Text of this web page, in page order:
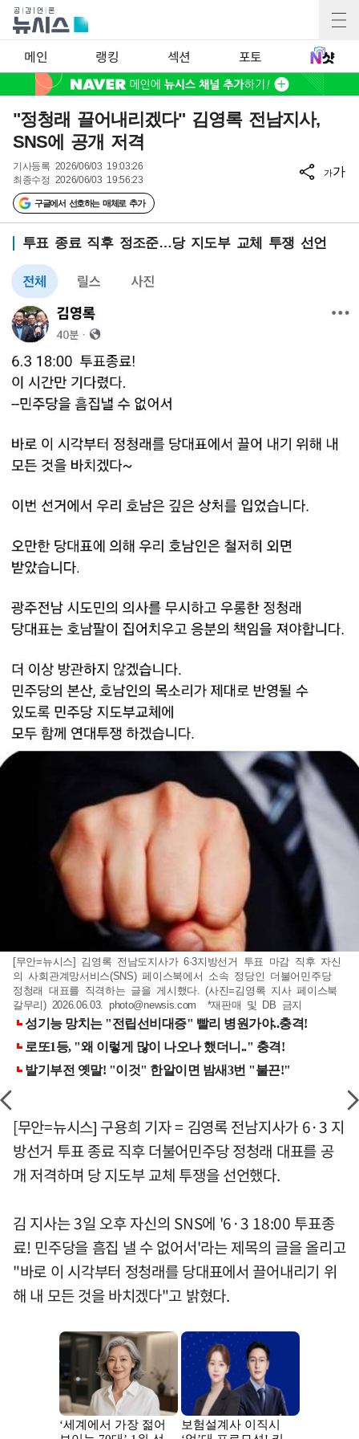
메인 랭킹 섹션 포토
"정청래 끌어내리겠다" 김영록 전남지사,
SNS에 공개 저격
기사등록 2026/06/03 19:03:26
최종수정 2026/06/03 19:56:23
구글에서 선호하는 매체로 추가
가가
투표 종료 직후 정조준…당 지도부 교체 투쟁 선언
[무안=뉴시스] 김영록 전남도지사가 6·3지방선거 투표 마감 직후 자신
의 사회관계망서비스(SNS) 페이스북에서 소속 정당인 더불어민주당
정청래 대표를 직격하는 글을 게시했다. (사진=김영록 지사 페이스북
갈무리) 2026.06.03. photo@newsis.com *재판매 및 DB 금지
[무안=뉴시스] 구용희 기자 = 김영록 전남지사가 6·3 지
방선거 투표 종료 직후 더불어민주당 정청래 대표를 공
개 저격하며 당 지도부 교체 투쟁을 선언했다.
김 지사는 3일 오후 자신의 SNS에 '6·3 18:00 투표종
료! 민주당을 흠집 낼 수 없어서'라는 제목의 글을 올리고
"바로 이 시각부터 정청래를 당대표에서 끌어내리기 위
해 내 모든 것을 바치겠다"고 밝혔다.